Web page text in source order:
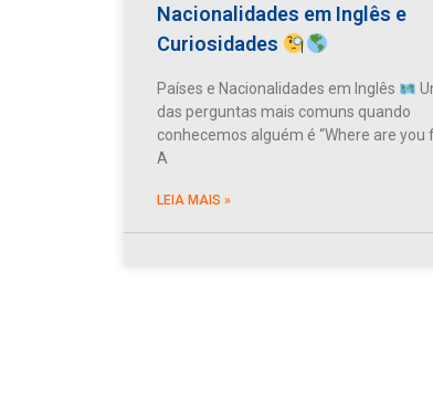
Nacionalidades em Inglês e
Curiosidades
Países e Nacionalidades em Inglês
das perguntas mais comuns quando
conhecemos alguém é “Where are you
A
LEIA MAIS »